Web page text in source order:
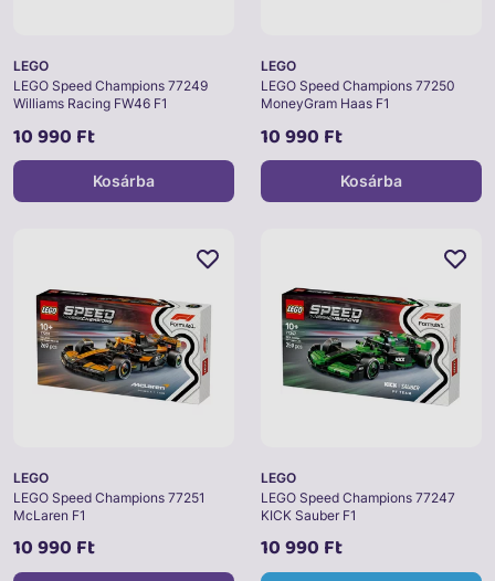
LEGO
LEGO Speed Champions 77249
Williams Racing FW46 F1
10 990 Ft
Kosárba
LEGO
LEGO Speed Champions 77250
MoneyGram Haas F1
10 990 Ft
Kosárba
LEGO
LEGO Speed Champions 77251
McLaren F1
10 990 Ft
LEGO
LEGO Speed Champions 77247
KICK Sauber F1
10 990 Ft